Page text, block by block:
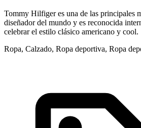
Tommy Hilfiger es una de las principales
diseñador del mundo y es reconocida
celebrar el estilo clásico americano y cool.
Ropa, Calzado, Ropa deportiva, Ropa